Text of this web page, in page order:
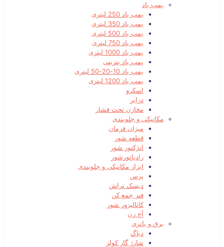
پمپ باد
پمپ باد 250 لیتری
پمپ باد 350 لیتری
پمپ باد 500 لیتری
پمپ باد 750 لیتری
پمپ باد 1000 لیتری
پمپ باد بنزینی
پمپ باد 10-20-50 لیتری
پمپ باد 1200 لیتری
اسکرو
درایر
مخازن تحت فشار
مکانیکی و جلوبندی
میزان فرمان
قطعه شور
انژکتور شور
رادیاتورشور
ابزار مکانیکی و جلوبندی
پرس
دیسک تراش
فنر جمع کن
کاتالیزور شور
آج زن
برق و باتری
دیاگ
شارژ گاز کولر